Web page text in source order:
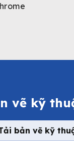
vẽ kỹ
bản vẽ kỹ